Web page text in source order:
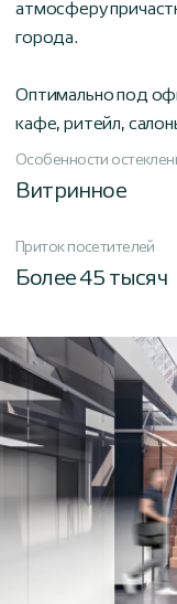
атмосферу
города.
Оптимально под
кафе, ритейл,
Особенности
Витринное
Приток посетителей
Более 45 тысяч